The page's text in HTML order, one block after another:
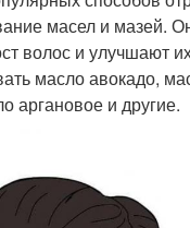
масел и мазей.
волос и улучшают
масло авокадо,
аргановое и другие.